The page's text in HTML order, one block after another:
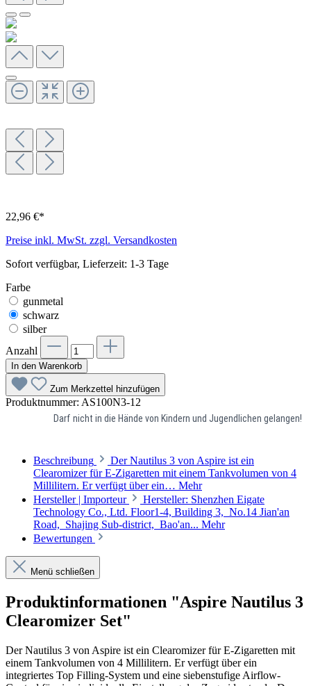
22,96 €*
Preise inkl. MwSt. zzgl. Versandkosten
Sofort verfügbar, Lieferzeit: 1-3 Tage
Farbe
gunmetal
schwarz
silber
Anzahl
In den Warenkorb
Zum Merkzettel hinzufügen
Produktnummer: AS100N3-12
Darf nicht in die Hände von Kindern und Jugendlichen gelangen!
Beschreibung
Der Nautilus 3 von Aspire ist ein
Clearomizer für E-Zigaretten mit einem Tankvolumen von 4
Millilitern. Er verfügt über ein… Mehr
Hersteller | Importeur
Hersteller: Shenzhen Eigate
Technology Co., Ltd. Floor1-4, Building 3, No.14 Jian'an
Road, Shajing Sub-district, Bao'an... Mehr
Bewertungen
Menü schließen
Produktinformationen "Aspire Nautilus 3
Clearomizer Set"
Der Nautilus 3 von Aspire ist ein Clearomizer für E-Zigaretten mit
einem Tankvolumen von 4 Millilitern. Er verfügt über ein
integriertes Top Filling-System und eine siebenstufige Airflow-